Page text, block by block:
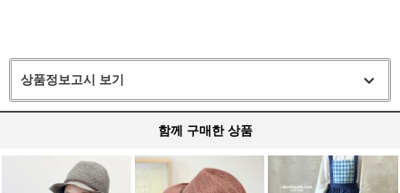
상품정보고시 보기
함께 구매한 상품